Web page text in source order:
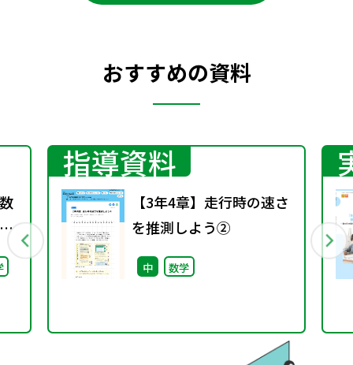
おすすめの資料
指導資料
【3年4章】走行時の速さ
を推測しよう②
中 数学